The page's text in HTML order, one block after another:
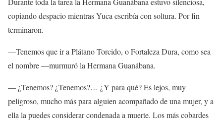
copiando despacio mientras Yuca escribía con soltura. Por fin
terminaron.
—Tenemos que ir a Plátano Torcido, o Fortaleza Dura, como sea
el nombre —murmuró la Hermana Guanábana.
— ¿Tenemos? ¿Tenemos?… ¿Y para qué? Es lejos, muy
peligroso, mucho más para alguien acompañado de una mujer, y a
ella la puedes considerar condenada a muerte. Los más cobardes